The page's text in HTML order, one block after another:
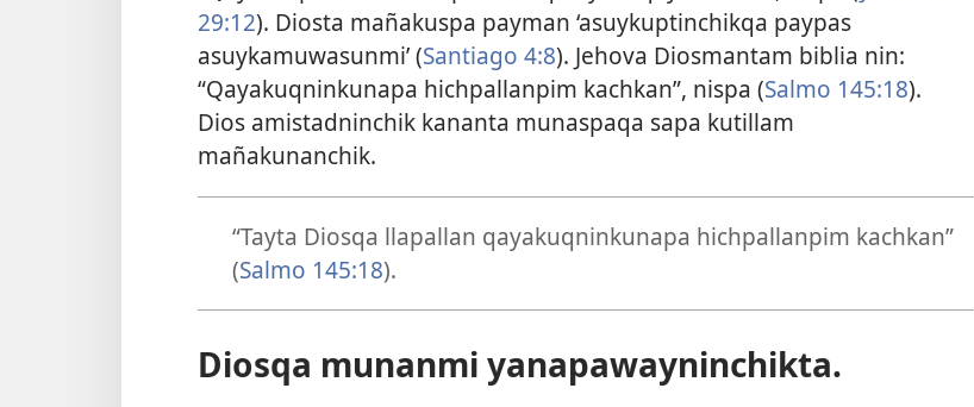
29:12). Diosta mañakuspa payman ‘asuykuptinchikqa paypas
asuykamuwasunmi’ (Santiago 4:8). Jehova Diosmantam biblia nin:
“Qayakuqninkunapa hichpallanpim kachkan”, nispa (Salmo 145:18).
Dios amistadninchik kananta munaspaqa sapa kutillam
mañakunanchik.
“Tayta Diosqa llapallan qayakuqninkunapa hichpallanpim kachkan”
(Salmo 145:18).
Diosqa munanmi yanapawayninchikta.